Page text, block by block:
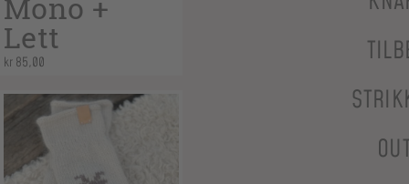
Mono +
Lett
kr 85,00